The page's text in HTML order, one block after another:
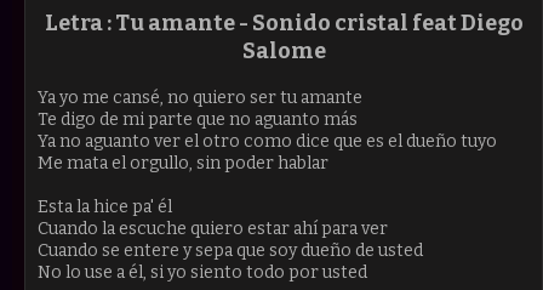
Letra : Tu amante - Sonido cristal feat Diego
Salome
Ya yo me cansé, no quiero ser tu amante
Te digo de mi parte que no aguanto más
Ya no aguanto ver el otro como dice que es el dueño tuyo
Me mata el orgullo, sin poder hablar
Esta la hice pa' él
Cuando la escuche quiero estar ahí para ver
Cuando se entere y sepa que soy dueño de usted
No lo use a él, si yo siento todo por usted